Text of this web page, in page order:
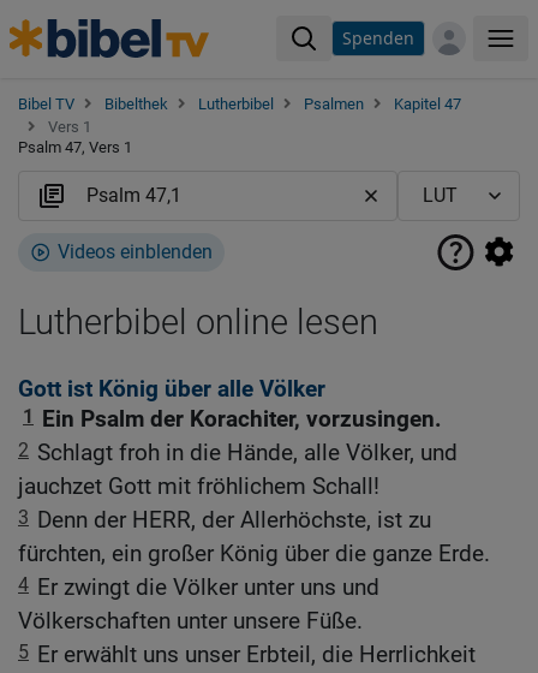
Spenden
Bibel TV Bibelthek Lutherbibel Psalmen
Kapitel 47
Vers 1
Psalm 47, Vers 1
Videos einblenden
Lutherbibel online lesen
Gott ist König über alle Völker
1 Ein Psalm der Korachiter, vorzusingen.
2 Schlagt froh in die Hände, alle Völker, und
jauchzet Gott mit fröhlichem Schall!
3 Denn der HERR, der Allerhöchste, ist zu
fürchten, ein großer König über die ganze Erde.
4 Er zwingt die Völker unter uns und
Völkerschaften unter unsere Füße.
5 Er erwählt uns unser Erbteil, die Herrlichkeit